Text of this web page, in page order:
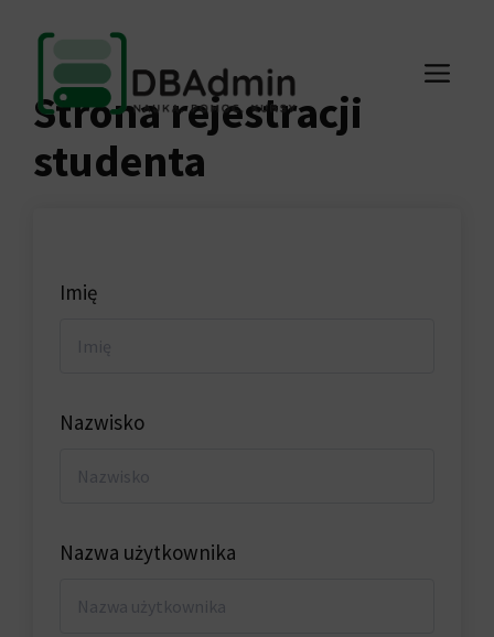
Strona rejestracji
studenta
Imię
Nazwisko
Nazwa użytkownika